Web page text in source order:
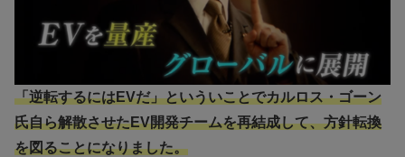
「逆転するにはEVだ」といういことでカルロス・ゴーン
氏自ら解散させたEV開発チームを再結成して、方針転換
を図ることになりました。